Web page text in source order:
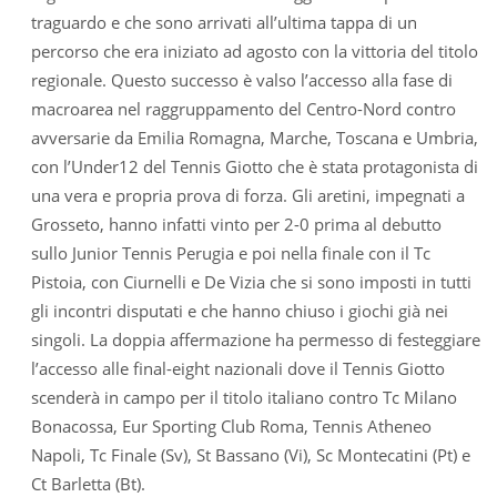
traguardo e che sono arrivati all’ultima tappa di un
percorso che era iniziato ad agosto con la vittoria del titolo
regionale. Questo successo è valso l’accesso alla fase di
macroarea nel raggruppamento del Centro-Nord contro
avversarie da Emilia Romagna, Marche, Toscana e Umbria,
con l’Under12 del Tennis Giotto che è stata protagonista di
una vera e propria prova di forza. Gli aretini, impegnati a
Grosseto, hanno infatti vinto per 2-0 prima al debutto
sullo Junior Tennis Perugia e poi nella finale con il Tc
Pistoia, con Ciurnelli e De Vizia che si sono imposti in tutti
gli incontri disputati e che hanno chiuso i giochi già nei
singoli. La doppia affermazione ha permesso di festeggiare
l’accesso alle final-eight nazionali dove il Tennis Giotto
scenderà in campo per il titolo italiano contro Tc Milano
Bonacossa, Eur Sporting Club Roma, Tennis Atheneo
Napoli, Tc Finale (Sv), St Bassano (Vi), Sc Montecatini (Pt) e
Ct Barletta (Bt).